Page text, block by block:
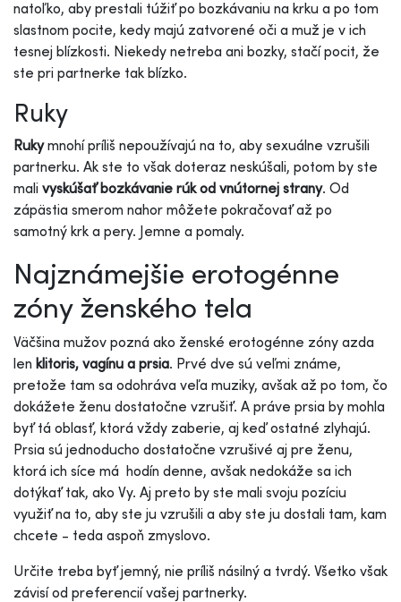
natoľko, aby prestali túžiť po bozkávaniu na krku a po tom
slastnom pocite, kedy majú zatvorené oči a muž je v ich
tesnej blízkosti. Niekedy netreba ani bozky, stačí pocit, že
ste pri partnerke tak blízko.
Ruky
Rukymnohí príliš nepoužívajú na to, aby sexuálne vzrušili
partnerku. Ak ste to však doteraz neskúšali, potom by ste
mali vyskúšať bozkávanie rúk od vnútornej strany. Od
zápästia smerom nahor môžete pokračovať až po
samotný krk a pery. Jemne a pomaly.
Najznámejšie erotogénne
zóny ženského tela
Väčšina mužov pozná ako ženské erotogénne zóny azda
len klitoris, vagínu a prsia. Prvé dve sú veľmi známe,
pretože tam sa odohráva veľa muziky, avšak až po tom, čo
dokážete ženu dostatočne vzrušiť. A práve prsia by mohla
byť tá oblasť, ktorá vždy zaberie, aj keď ostatné zlyhajú.
Prsia sú jednoducho dostatočne vzrušivé aj pre ženu,
ktorá ich síce má hodín denne, avšak nedokáže sa ich
dotýkať tak, ako Vy. Aj preto by ste mali svoju pozíciu
využiť na to, aby ste ju vzrušili a aby ste ju dostali tam, kam
chcete - teda aspoň zmyslovo.
Určite treba byť jemný, nie príliš násilný a tvrdý. Všetko však
závisí od preferencií vašej partnerky.